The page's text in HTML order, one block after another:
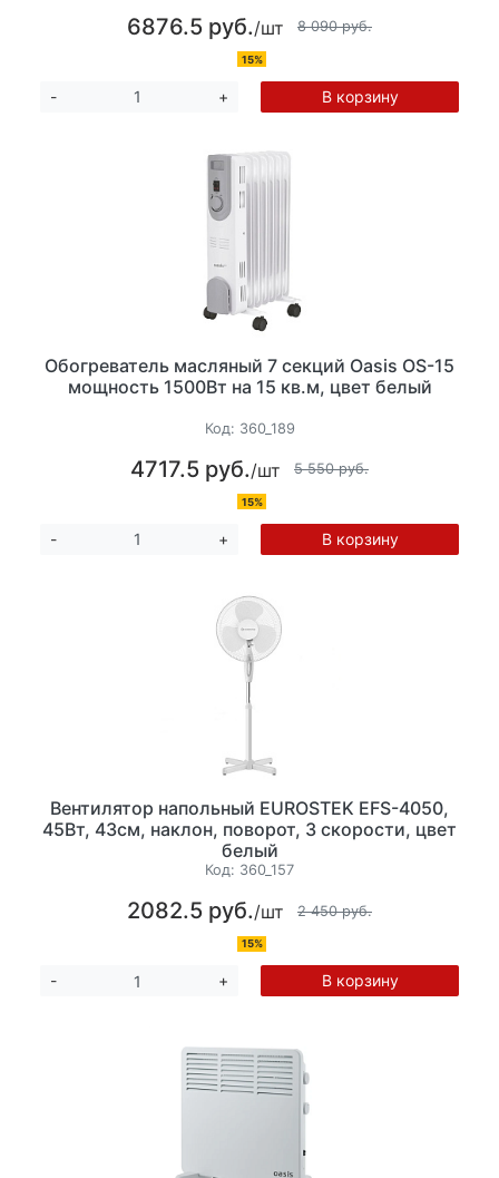
6876.5 руб./шт 8 090 руб.
15%
- + В корзину
Обогреватель масляный 7 секций Oasis OS-15
мощность 1500Вт на 15 кв.м, цвет белый
Код: 360_189
4717.5 руб./шт 5 550 руб.
15%
- + В корзину
Вентилятор напольный EUROSTEK EFS-4050,
45Вт, 43см, наклон, поворот, 3 скорости, цвет
белый
Код: 360_157
2082.5 руб./шт 2 450 руб.
15%
- + В корзину